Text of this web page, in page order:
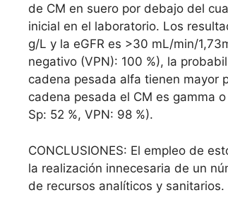
de CM en suero por debajo del
inicial en el laboratorio. Los
g/L y la eGFR es >30 mL/min/
negativo (VPN): 100 %), la
cadena pesada alfa tienen mayor
cadena pesada el CM es gamma
Sp: 52 %, VPN: 98 %).
CONCLUSIONES: El empleo de
la realización innecesaria de un
de recursos analíticos y sanitarios.